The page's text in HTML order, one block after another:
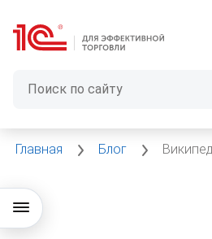
Главная Блог